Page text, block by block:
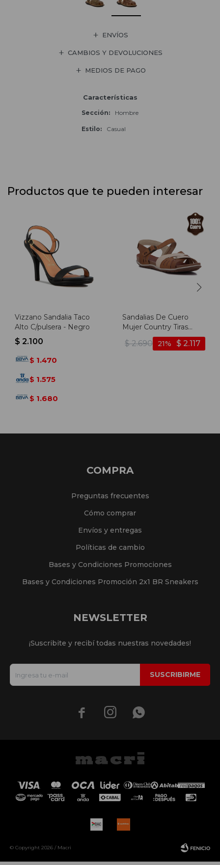
ENVÍOS
CAMBIOS Y DEVOLUCIONES
MEDIOS DE PAGO
Características
Sección Hombre
Estilo Casual
Productos que te pueden interesar
Vizzano Sandalia Taco
Alto C/pulsera - Negro
$ 2.100
$ 1.470
$ 1.575
$ 1.680
Sandalias De Cuero
Mujer Country Tiras
Cruzadas Con Hebilla -
Ambar-nuez
$ 2.690 $ 2.117
21
COMPRA
Preguntas frecuentes
Cómo comprar
Envíos y entregas
Políticas de cambio
Bases y Condiciones Promociones
Bases y Condiciones Promoción 2x1 BR Sneakers
NEWSLETTER
¡Suscribite y recibí todas nuestras novedades!
SUSCRIBIRME
  
© Copyright 2026 / Macri